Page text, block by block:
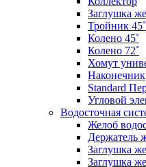
Заглушка
Тройник 45˚
Колено 45˚
Колено 72˚
Хомут
Наконечник
Standard
Угловой
Водосточная
Желоб
Держатель
Заглушка
Заглушка